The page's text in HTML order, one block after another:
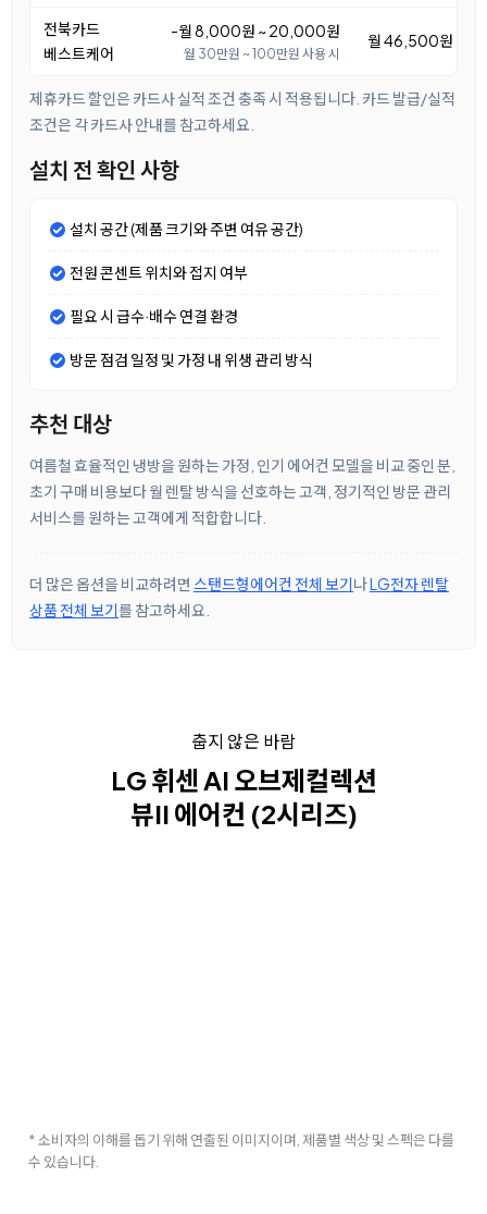
전북카드
베스트케어
-월 8,000원 ~ 20,000원
월 30만원 ~ 100만원 사용 시
월 46,500원 ~
제휴카드 할인은 카드사 실적 조건 충족 시 적용됩니다. 카드 발급/실적
조건은 각 카드사 안내를 참고하세요.
설치 전 확인 사항
설치 공간 (제품 크기와 주변 여유 공간)
전원 콘센트 위치와 접지 여부
필요 시 급수·배수 연결 환경
방문 점검 일정 및 가정 내 위생 관리 방식
추천 대상
여름철 효율적인 냉방을 원하는 가정, 인기 에어컨 모델을 비교 중인 분,
초기 구매 비용보다 월 렌탈 방식을 선호하는 고객, 정기적인 방문 관리
서비스를 원하는 고객에게 적합합니다.
더 많은 옵션을 비교하려면 스탠드형에어컨 전체 보기나LG전자 렌탈
상품 전체 보기를 참고하세요.
춥지 않은 바람
LG 휘센 AI 오브제컬렉션
뷰II 에어컨 (2시리즈)
* 소비자의 이해를 돕기 위해 연출된 이미지이며, 제품별 색상 및 스펙은 다를
수 있습니다.